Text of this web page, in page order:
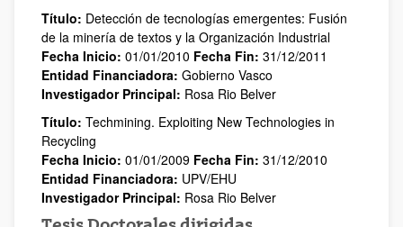
Título: Detección de tecnologías emergentes: Fusión
de la minería de textos y la Organización Industrial
Fecha Inicio: 01/01/2010 Fecha Fin: 31/12/2011
Entidad Financiadora: Gobierno Vasco
Investigador Principal: Rosa Rio Belver
Título: Techmining. Exploiting New Technologies in
Recycling
Fecha Inicio: 01/01/2009 Fecha Fin: 31/12/2010
Entidad Financiadora: UPV/EHU
Investigador Principal: Rosa Rio Belver